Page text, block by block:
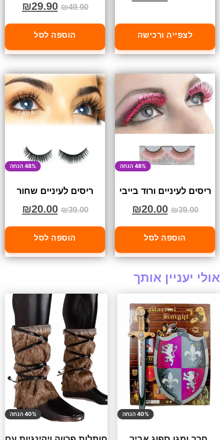
לצפייה ורכישה
₪49.90
₪29.90
הוספה לסל
48% הנחה
ריסים לעיניים ורוד בייבי
₪39.00
₪20.00
הוספה לסל
48% הנחה
ריסים לעיניים שחור
₪39.00
₪20.00
הוספה לסל
אולי יעניין אותך
40% הנחה 40% הנחה